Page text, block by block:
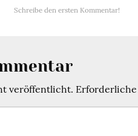
Schreibe den ersten Kommentar!
veröffentlicht.